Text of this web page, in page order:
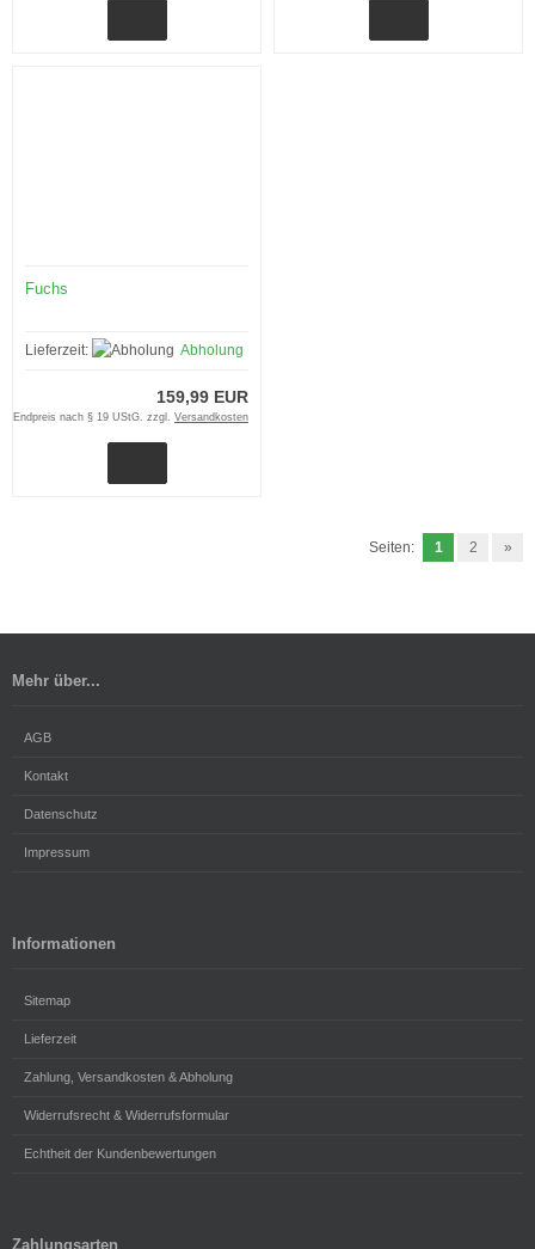
Fuchs
Lieferzeit: Abholung
159,99 EUR
Endpreis nach § 19 UStG. zzgl. Versandkosten
Seiten: 1 2 »
Mehr über...
AGB
Kontakt
Datenschutz
Impressum
Informationen
Sitemap
Lieferzeit
Zahlung, Versandkosten & Abholung
Widerrufsrecht & Widerrufsformular
Echtheit der Kundenbewertungen
Zahlungsarten